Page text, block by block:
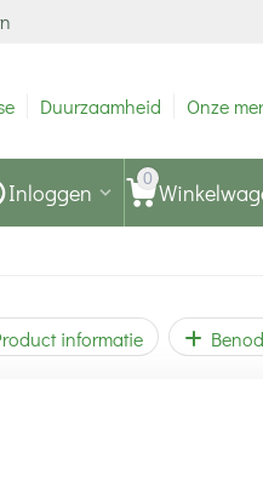
Duurzaamheid Onze
0
Inloggen
informatie